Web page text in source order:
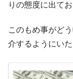
りの態度に出て
このもめ事がど
介するようにいた